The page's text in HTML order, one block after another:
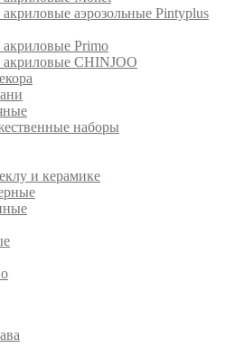
аэрозольные Pintyplus
Primo
акриловые CHINJOO
наборы
и керамике